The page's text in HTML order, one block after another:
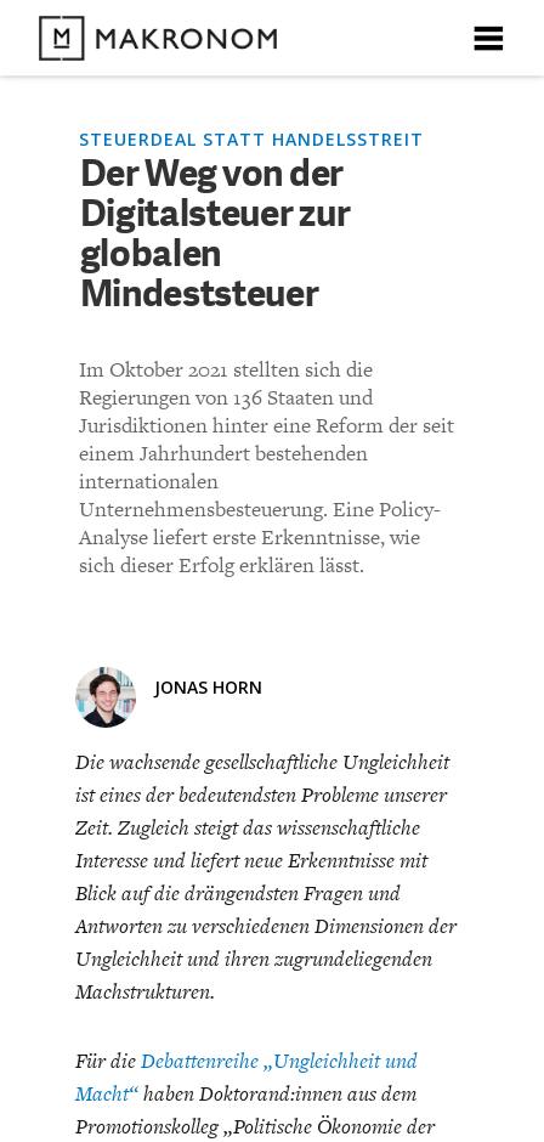
X
DEBATTEN
ARTIKEL
FEATURES
NEWSLETTER
ÜBER UNS
SUCHE
X
Unser kostenloser Newsletter informiert Sie über unsere
X
BODEN
ECONOMISTS FOR FUTURE
X
CHARTBOOK
DEUTSCHLAND
STEUERDEAL STATT HANDELSSTREIT
Der Weg von der
Digitalsteuer zur
globalen
Mindeststeuer
Im Oktober 2021 stellten sich die
Regierungen von 136 Staaten und
Jurisdiktionen hinter eine Reform der seit
einem Jahrhundert bestehenden
internationalen
Unternehmensbesteuerung. Eine Policy-
Analyse liefert erste Erkenntnisse, wie
sich dieser Erfolg erklären lässt.
JONAS HORN
Die wachsende gesellschaftliche Ungleichheit
ist eines der bedeutendsten Probleme unserer
Zeit. Zugleich steigt das wissenschaftliche
Interesse und liefert neue Erkenntnisse mit
Blick auf die drängendsten Fragen und
Antworten zu verschiedenen Dimensionen der
Ungleichheit und ihren zugrundeliegenden
Machstrukturen.
Für dieDebattenreihe „Ungleichheit und
Macht“haben Doktorand:innen aus dem
Promotionskolleg „Politische Ökonomie der
X
KOMMENTARE ZU
Der Weg von der
Digitalsteuer zur globalen
Mindeststeuer
KOMMENTIEREN (VIA EMAIL)
Richtlinien
Bisher noch kein Kommentar.